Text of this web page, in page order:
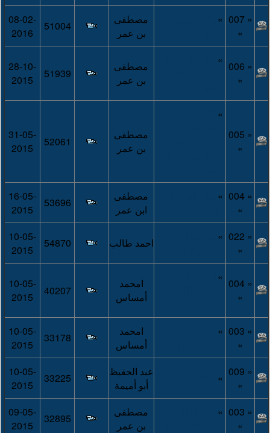
« 007
»
»
مصطفى
بن عمر
51004
08-02-
2016
« 006
»
»
مصطفى
بن عمر
51939
28-10-
2015
« 005
»
»
مصطفى
بن عمر
52061
31-05-
2015
« 004
»
»
مصطفى
ابن عمر
53696
16-05-
2015
« 022
»
» احمد طالب 54870
10-05-
2015
« 004
»
»
امحمد
أمساس
40207
10-05-
2015
« 003
»
»
امحمد
أمساس
33178
10-05-
2015
« 009
»
»
عبد الحفيظ
أبو أميمة
33225
10-05-
2015
« 003
»
»
مصطفى
بن عمر
32895
09-05-
2015